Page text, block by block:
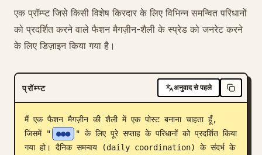
प्रॉम्प्ट
डाउनलोड
ब्लॉग
1
एक प्रॉम्प्ट जिसे किसी विशेष किरदार के लिए विभिन्न समन्वित परिधानों
को प्रदर्शित करने वाले फैशन मैगज़ीन-शैली के स्प्रेड को जनरेट करने
के लिए डिज़ाइन किया गया है।
प्रॉम्प्ट अनुवाद से पहले
मैं एक फैशन मैगज़ीन की शैली में एक पोस्ट बनाना चाहता हूँ,
जिसमें "
●●●
" के लिए पूरे सप्ताह के परिधानों को प्रदर्शित किया
गया हो। दैनिक समन्वय (daily coordination) के संदर्भ के